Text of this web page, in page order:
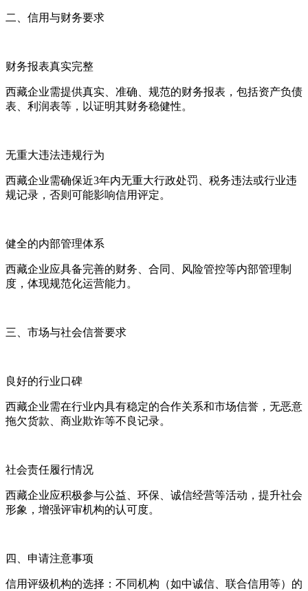
二、信用与财务要求
财务报表真实完整
西藏企业需提供真实、准确、规范的财务报表，包括资产负债
表、利润表等，以证明其财务稳健性。
无重大违法违规行为
西藏企业需确保近3年内无重大行政处罚、税务违法或行业违
规记录，否则可能影响信用评定。
健全的内部管理体系
西藏企业应具备完善的财务、合同、风险管控等内部管理制
度，体现规范化运营能力。
三、市场与社会信誉要求
良好的行业口碑
西藏企业需在行业内具有稳定的合作关系和市场信誉，无恶意
拖欠货款、商业欺诈等不良记录。
社会责任履行情况
西藏企业应积极参与公益、环保、诚信经营等活动，提升社会
形象，增强评审机构的认可度。
四、申请注意事项
信用评级机构的选择：不同机构（如中诚信、联合信用等）的